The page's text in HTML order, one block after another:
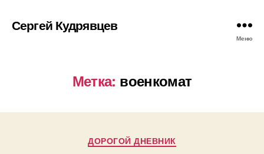
Сергей Кудрявцев
Меню
Метка: военкомат
Рубрики
ДОРОГОЙ ДНЕВНИК